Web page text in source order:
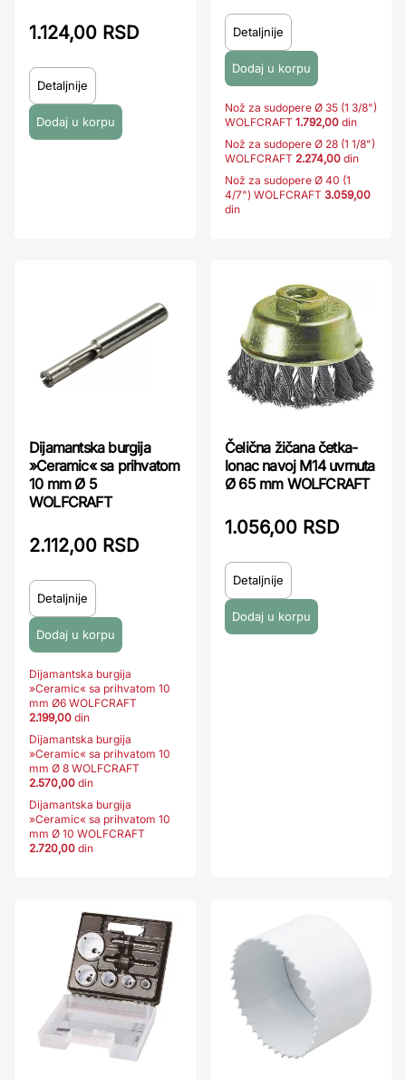
1.124,00 RSD
Detaljnije
Detaljnije
Nož za sudopere Ø 35 (1 3/8")
WOLFCRAFT 1.792,00 din
Nož za sudopere Ø 28 (1 1/8")
WOLFCRAFT 2.274,00 din
Nož za sudopere Ø 40 (1
4/7") WOLFCRAFT 3.059,00
din
Dijamantska burgija
»Ceramic« sa prihvatom
10 mm Ø 5
WOLFCRAFT
2.112,00 RSD
Detaljnije
Dijamantska burgija
»Ceramic« sa prihvatom 10
mm Ø6 WOLFCRAFT
2.199,00 din
Dijamantska burgija
»Ceramic« sa prihvatom 10
mm Ø 8 WOLFCRAFT
2.570,00 din
Dijamantska burgija
»Ceramic« sa prihvatom 10
mm Ø 10 WOLFCRAFT
2.720,00 din
Čelična žičana četka-
lonac navoj M14 uvrnuta
Ø 65 mm WOLFCRAFT
1.056,00 RSD
Detaljnije